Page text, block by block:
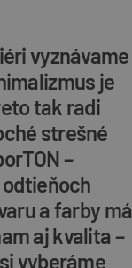
vyznávame
je
tak radi
strešné
–
a farby má
aj kvalita –
vyberáme